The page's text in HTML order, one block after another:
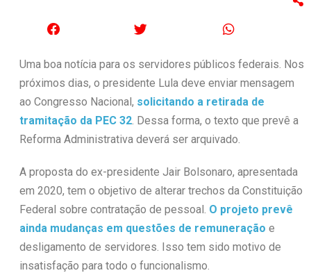
Uma boa notícia para os servidores públicos federais. Nos
próximos dias, o presidente Lula deve enviar mensagem
ao Congresso Nacional, solicitando a retirada de
tramitação da PEC 32. Dessa forma, o texto que prevê a
Reforma Administrativa deverá ser arquivado.
A proposta do ex-presidente Jair Bolsonaro, apresentada
em 2020, tem o objetivo de alterar trechos da Constituição
Federal sobre contratação de pessoal. O projeto prevê
ainda mudanças em questões de remuneração e
desligamento de servidores. Isso tem sido motivo de
insatisfação para todo o funcionalismo.